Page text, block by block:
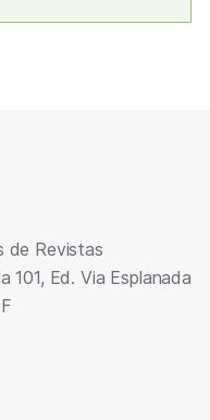
de Revistas
101, Ed. Via Esplanada